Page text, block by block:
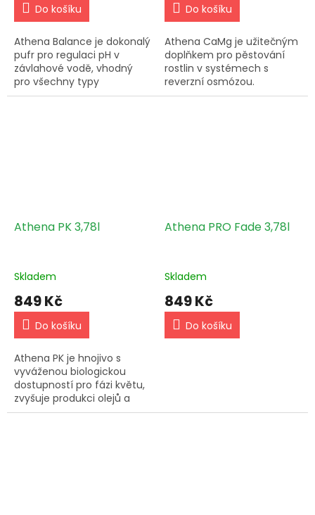
Do košíku
Athena Balance je dokonalý
pufr pro regulaci pH v
závlahové vodě, vhodný
pro všechny typy
zálivkových systémů.
Do košíku
Athena CaMg je užitečným
doplňkem pro pěstování
rostlin v systémech s
reverzní osmózou.
Doporučuje se pro
Athena PK 3,78l
Skladem
849 Kč
Do košíku
Athena PK je hnojivo s
vyváženou biologickou
dostupností pro fázi květu,
zvyšuje produkci olejů a
terpenů. Dávkujte 3-10 ml
Athena PRO Fade 3,78l
Skladem
849 Kč
Do košíku